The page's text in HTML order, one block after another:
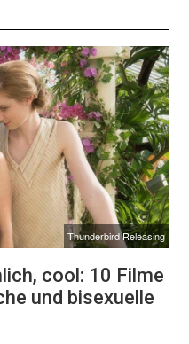
Thunderbird Releasing
cool: 10 Filme
und bisexuelle